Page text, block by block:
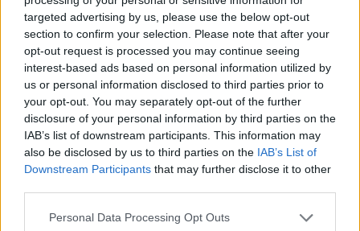
targeted advertising by us, please use the below opt-out
section to confirm your selection. Please note that after your
opt-out request is processed you may continue seeing
interest-based ads based on personal information utilized by
us or personal information disclosed to third parties prior to
your opt-out. You may separately opt-out of the further
disclosure of your personal information by third parties on the
IAB’s list of downstream participants. This information may
also be disclosed by us to third parties on the IAB’s List of
Downstream Participants that may further disclose it to other
Personal Data Processing Opt Outs